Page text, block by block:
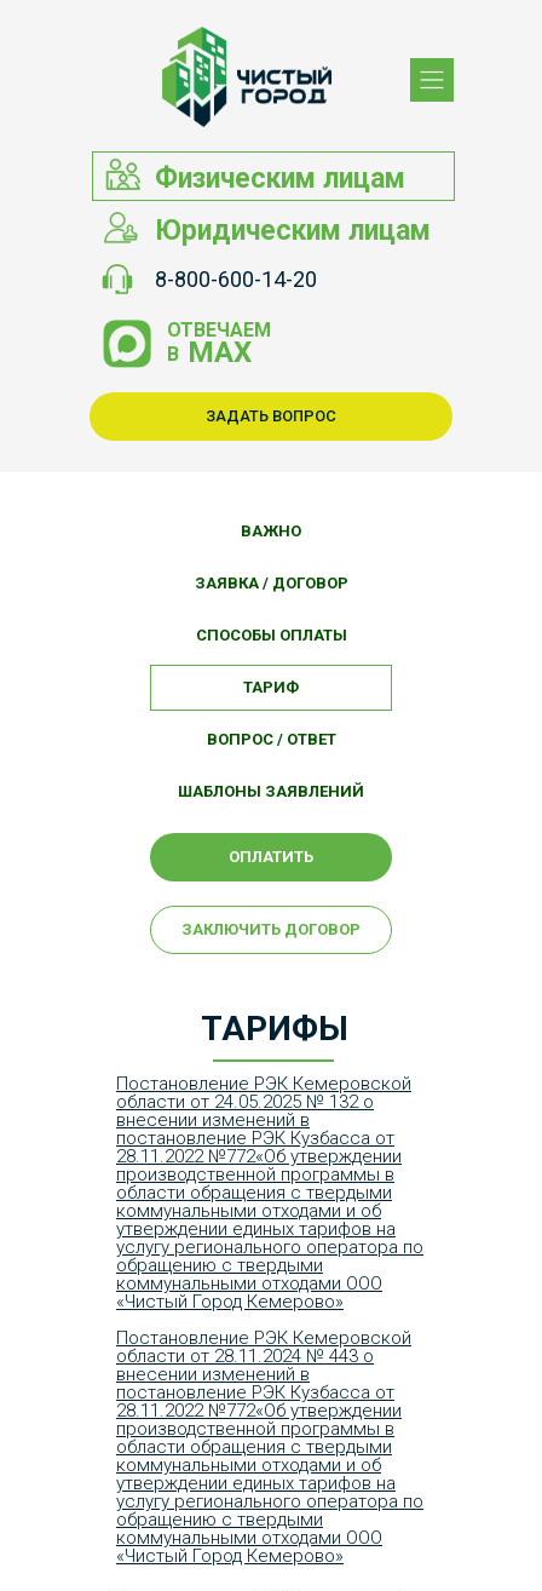
ЗАДАТЬ ВОПРОС
Физическим лицам
Юридическим лицам
8-800-600-14-20
ОТВЕЧАЕМ
В МАХ
ОПЛАТИТЬ
ЗАКЛЮЧИТЬ ДОГОВОР
ШАБЛОНЫ ЗАЯВЛЕНИЙ
ВОПРОС / ОТВЕТ
ТАРИФ
СПОСОБЫ ОПЛАТЫ
ЗАЯВКА / ДОГОВОР
ВАЖНО
ТАРИФЫ
Постановление РЭК Кемеровской
области от 28.11.2024 № 443 о
внесении изменений в
постановление РЭК Кузбасса от
28.11.2022 №772«Об утверждении
производственной программы в
области обращения с твердыми
коммунальными отходами и об
утверждении единых тарифов на
услугу регионального оператора по
обращению с твердыми
коммунальными отходами ООО
«Чистый Город Кемерово»
Постановление РЭК Кемеровской
области от 24.05.2025 № 132 о
внесении изменений в
постановление РЭК Кузбасса от
28.11.2022 №772«Об утверждении
производственной программы в
области обращения с твердыми
коммунальными отходами и об
утверждении единых тарифов на
услугу регионального оператора по
обращению с твердыми
коммунальными отходами ООО
«Чистый Город Кемерово»